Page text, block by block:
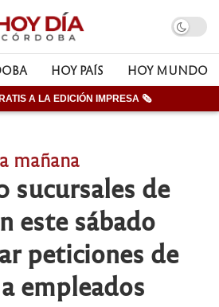
HOY PAÍS HOY MUNDO
A LA EDICIÓN IMPRESA 🗞
mañana
sucursales de
este sábado
peticiones de
empleados